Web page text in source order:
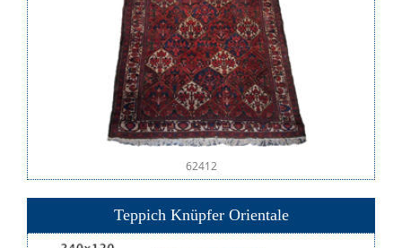
62412
Teppich Knüpfer Orientale